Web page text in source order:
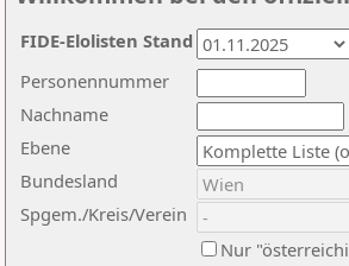
Nachname
Ebene
Personennummer
Bundesland
Spgem./Kreis/Verein
Nur
FIDE-Elolisten Stand